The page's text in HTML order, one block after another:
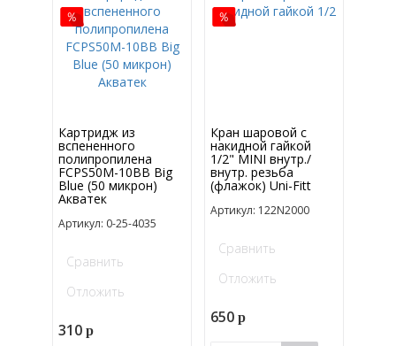
Картридж из
вспененного
полипропилена
FCPS50M-10BB Big
Blue (50 микрон)
Акватек
Артикул: 0-25-4035
Сравнить
Отложить
310p
Кран шаровой с
накидной гайкой
1/2" MINI внутр./
внутр. резьба
(флажок) Uni-Fitt
Артикул: 122N2000
Сравнить
Отложить
650p